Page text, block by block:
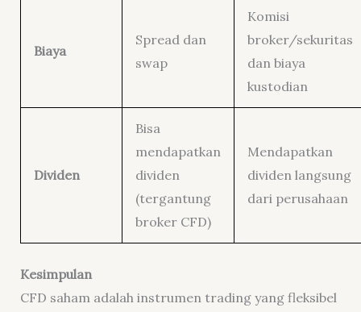
Biaya
Spread dan
swap
Komisi
broker/sekuritas
dan biaya
kustodian
Dividen
Bisa
mendapatkan
dividen
(tergantung
broker CFD)
Mendapatkan
dividen langsung
dari perusahaan
Kesimpulan
CFD saham adalah instrumen trading yang fleksibel